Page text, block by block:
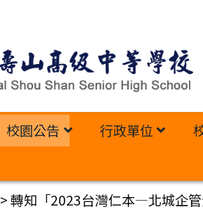
校園公告 行政單位
>轉知「2023台灣仁本—北城企